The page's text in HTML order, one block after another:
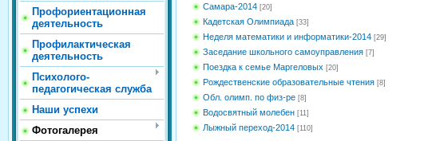
Профориентационная
деятельность
Профилактическая
деятельность
Психолого-
педагогическая служба
Наши успехи
Фотогалерея
Самара-2014 [20]
Кадетская Олимпиада [33]
Неделя математики и информатики-2014 [29]
Заседание школьного самоуправления [7]
Поездка к семье Маргеловых [20]
Рождественские образовательные чтения [8]
Обл. олимп. по физ-ре [8]
Водосвятный молебен [11]
Лыжный переход-2014 [110]